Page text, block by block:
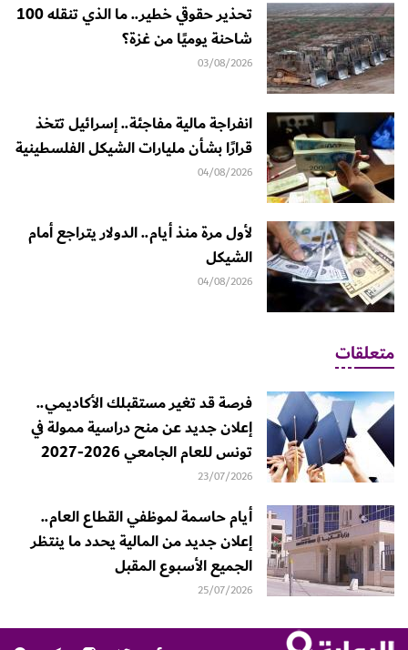
تحذير حقوقي خطير.. ما الذي تنقله 100
شاحنة يوميًا من غزة؟
03/08/2026
انفراجة مالية مفاجئة.. إسرائيل تتخذ
قرارًا بشأن مليارات الشيكل الفلسطينية
04/08/2026
لأول مرة منذ أيام.. الدولار يتراجع أمام
الشيكل
04/08/2026
متعلقات
فرصة قد تغير مستقبلك الأكاديمي..
إعلان جديد عن منح دراسية ممولة في
تونس للعام الجامعي 2026-2027
23/07/2026
أيام حاسمة لموظفي القطاع العام..
إعلان جديد من المالية يحدد ما ينتظر
الجميع الأسبوع المقبل
25/07/2026